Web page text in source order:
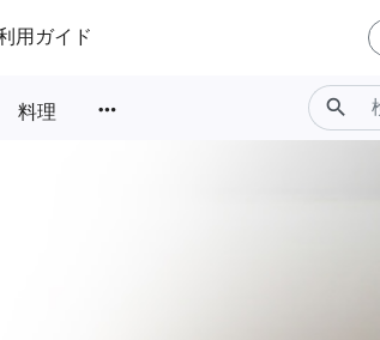
用ガイド
料理 more_horiz search